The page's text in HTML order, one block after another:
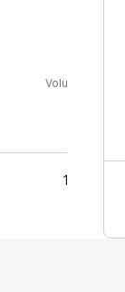
Volume (24h)
15 869 $